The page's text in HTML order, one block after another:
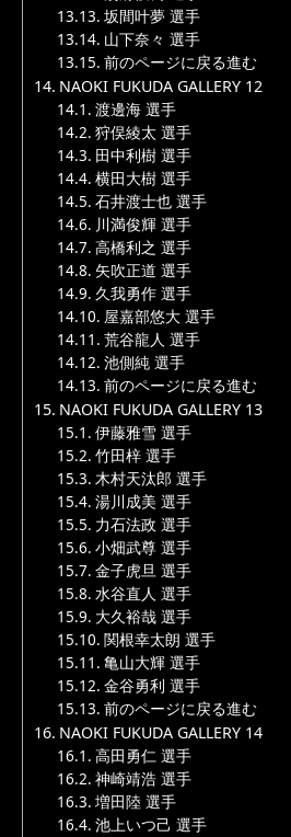
坂間叶夢 選手
山下奈々 選手
前のページに戻る進む
NAOKI FUKUDA GALLERY 12
渡邊海 選手
狩俣綾太 選手
田中利樹 選手
横田大樹 選手
石井渡士也 選手
川満俊輝 選手
高橋利之 選手
矢吹正道 選手
久我勇作 選手
屋嘉部悠大 選手
荒谷龍人 選手
池側純 選手
前のページに戻る進む
NAOKI FUKUDA GALLERY 13
伊藤雅雪 選手
竹田梓 選手
木村天汰郎 選手
湯川成美 選手
力石法政 選手
小畑武尊 選手
金子虎旦 選手
水谷直人 選手
大久裕哉 選手
関根幸太朗 選手
亀山大輝 選手
金谷勇利 選手
前のページに戻る進む
NAOKI FUKUDA GALLERY 14
高田勇仁 選手
神崎靖浩 選手
増田陸 選手
池上いつ己 選手